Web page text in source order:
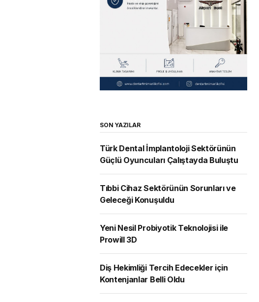
SON YAZILAR
Türk Dental İmplantoloji Sektörünün
Güçlü Oyuncuları Çalıştayda Buluştu
Tıbbi Cihaz Sektörünün Sorunları ve
Geleceği Konuşuldu
Yeni Nesil Probiyotik Teknolojisi ile
Prowill 3D
Diş Hekimliği Tercih Edecekler için
Kontenjanlar Belli Oldu